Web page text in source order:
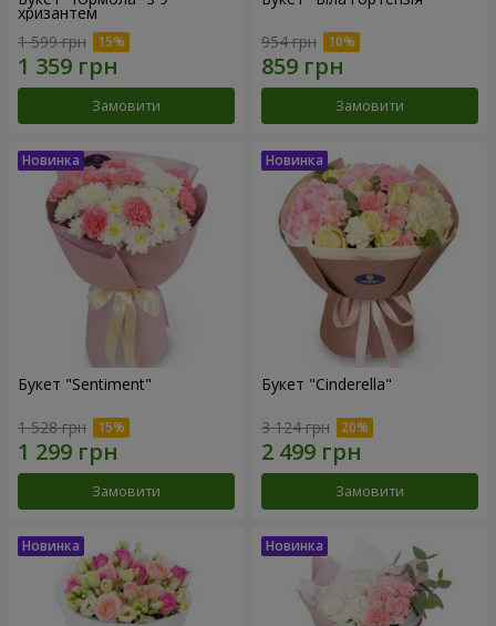
хризантем
1 599 грн
Замовити
954 грн
Замовити
Букет "Sentiment"
1 528 грн
Замовити
Букет "Cinderella"
3 124 грн
Замовити